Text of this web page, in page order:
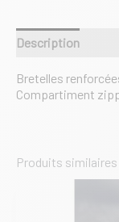
Description
Bretelles
Compartiment
Produits similaires